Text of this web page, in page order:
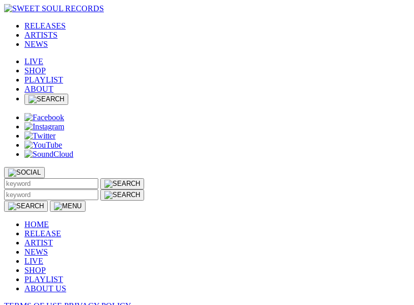
RELEASES
ARTISTS
NEWS
LIVE
SHOP
PLAYLIST
ABOUT
HOME
RELEASE
ARTIST
NEWS
LIVE
SHOP
PLAYLIST
ABOUT US